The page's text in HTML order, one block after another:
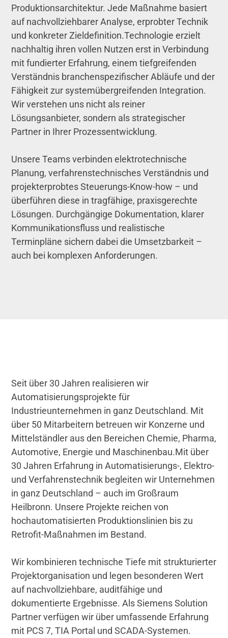
Produktionsarchitektur. Jede Maßnahme basiert
auf nachvollziehbarer Analyse, erprobter Technik
und konkreter Zieldefinition.Technologie erzielt
nachhaltig ihren vollen Nutzen erst in Verbindung
mit fundierter Erfahrung, einem tiefgreifenden
Verständnis branchenspezifischer Abläufe und der
Fähigkeit zur systemübergreifenden Integration.
Wir verstehen uns nicht als reiner
Lösungsanbieter, sondern als strategischer
Partner in Ihrer Prozessentwicklung.
Unsere Teams verbinden elektrotechnische
Planung, verfahrenstechnisches Verständnis und
projekterprobtes Steuerungs-Know-how – und
überführen diese in tragfähige, praxisgerechte
Lösungen. Durchgängige Dokumentation, klarer
Kommunikationsfluss und realistische
Terminpläne sichern dabei die Umsetzbarkeit –
auch bei komplexen Anforderungen.
Seit über 30 Jahren realisieren wir
Automatisierungsprojekte für
Industrieunternehmen in ganz Deutschland. Mit
über 50 Mitarbeitern betreuen wir Konzerne und
Mittelständler aus den Bereichen Chemie, Pharma,
Automotive, Energie und Maschinenbau.Mit über
30 Jahren Erfahrung in Automatisierungs-, Elektro-
und Verfahrenstechnik begleiten wir Unternehmen
in ganz Deutschland – auch im Großraum
Heilbronn. Unsere Projekte reichen von
hochautomatisierten Produktionslinien bis zu
Retrofit-Maßnahmen im Bestand.
Wir kombinieren technische Tiefe mit strukturierter
Projektorganisation und legen besonderen Wert
auf nachvollziehbare, auditfähige und
dokumentierte Ergebnisse. Als Siemens Solution
Partner verfügen wir über umfassende Erfahrung
mit PCS 7, TIA Portal und SCADA-Systemen.